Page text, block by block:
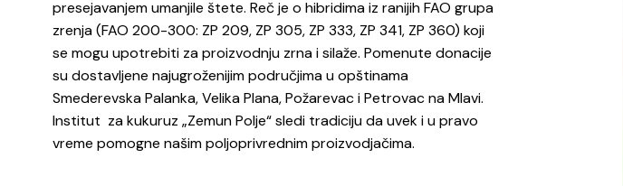
presejavanjem umanjile štete. Reč je o hibridima iz ranijih FAO grupa
zrenja (FAO 200-300: ZP 209, ZP 305, ZP 333, ZP 341, ZP 360) koji
se mogu upotrebiti za proizvodnju zrna i silaže. Pomenute donacije
su dostavljene najugroženijim područjima u opštinama
Smederevska Palanka, Velika Plana, Požarevac i Petrovac na Mlavi.
Institut za kukuruz „Zemun Polje“ sledi tradiciju da uvek i u pravo
vreme pomogne našim poljoprivrednim proizvodjačima.